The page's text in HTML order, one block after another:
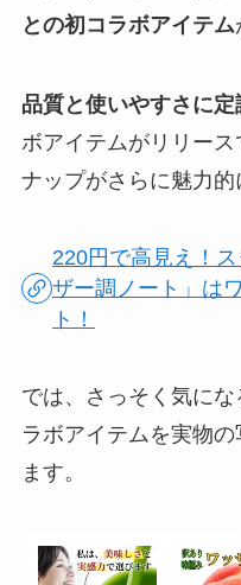
との初コラボアイテム
品質と使いやすさに
ボアイテムがリリー
ナップがさらに魅力的
220円で高見え！
ザー調ノート」は
ト！
では、さっそく気に
ラボアイテムを実物
ます。